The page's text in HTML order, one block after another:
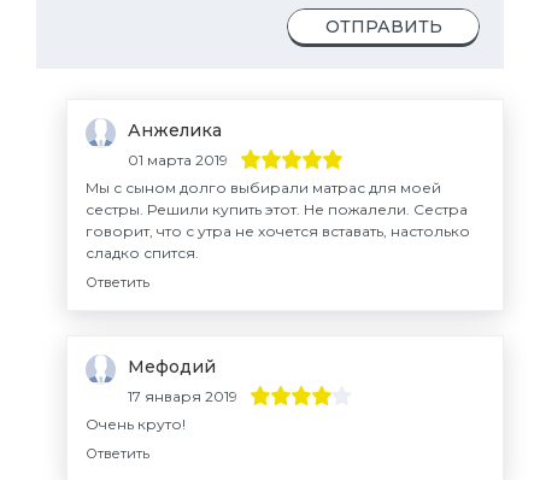
ОТПРАВИТЬ
Анжелика
01 марта 2019
Мы с сыном долго выбирали матрас для моей
сестры. Решили купить этот. Не пожалели. Сестра
говорит, что с утра не хочется вставать, настолько
сладко спится.
Ответить
Мефодий
17 января 2019
Очень круто!
Ответить